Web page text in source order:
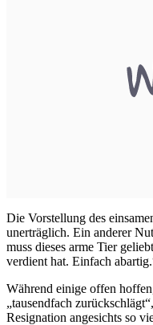
Die Vorstellung des
unerträglich. Ein anderer
muss dieses arme Tier
verdient hat. Einfach
Während einige offen
„tausendfach
Resignation angesichts so